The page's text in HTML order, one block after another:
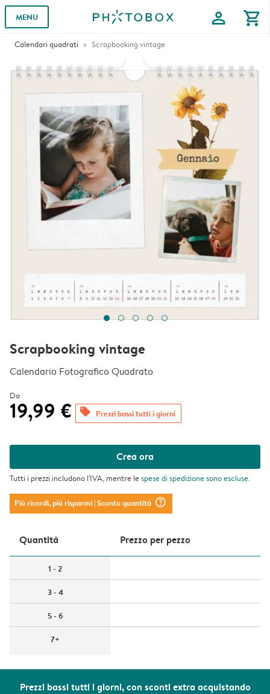
MENU profile shopping_cart
Calendari quadrati Scrapbooking vintage
Prezzi bassi tutti i giorni, con sconti extra acquistando
Scrapbooking vintage
Calendario Fotografico Quadrato
Da
19,99 € offers Prezzi bassi tutti i giorni
Crea ora
Tutti i prezzi includono l'IVA, mentre lespese di spedizionesono escluse.
Più ricordi, più risparmi| Sconto quantità question_mark_circle
Quantità Prezzo per pezzo
1 - 2
3 - 4
5 - 6
7+